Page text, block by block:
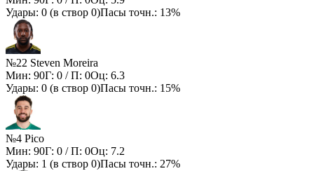
Удары: 0 (в створ 0)Пасы точн.: 13%
№22 Steven Moreira
Мин: 90Г: 0 / П: 0Оц: 6.3
Удары: 0 (в створ 0)Пасы точн.: 15%
№4 Pico
Мин: 90Г: 0 / П: 0Оц: 7.2
Удары: 1 (в створ 0)Пасы точн.: 27%